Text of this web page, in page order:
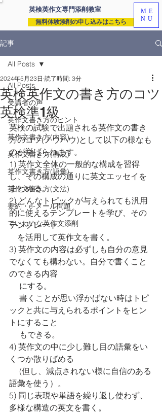
英検英作文専門添削教室
無料体験添削の申し込みはこちら
ME
NU
記事
All Posts
受講者の声
英作文書き方のヒント
英作文書き方(内容)
英作文書き方(構成)
英作文書き方(語彙)
英作文書き方(文法)
要約・e-メール問題
ていねいな英作文添削
All Posts
英検英作文の書き方のコツ
英検準1級
2024年5月23日 読了時間: 3分
英検の試験で出題される英作文の書き
方のコツ(ノウハウ)として以下の様なも
のが挙げられます。
1) 英作文全体の一般的な構成を習得
し、その構成の通りに英文エッセイを
まとめる。
2) どんなトピックが与えられても汎用
的に使えるテンプレートを学び、その
テンプレート
を活用して英作文を書く。
3) 英作文の内容は必ずしも自分の意見
でなくても構わない。自分で書くこと
のできる内容
にする。
ックと共に与えられるポイントをヒン
トにすること
もできる。
4) 英作文の中に少し難し目の語彙をい
くつか散りばめる
(但し、減点されない様に自信のある
語彙を使う）。
5) 同じ表現や単語を繰り返し使わず、
多様な構造の英文を書く。